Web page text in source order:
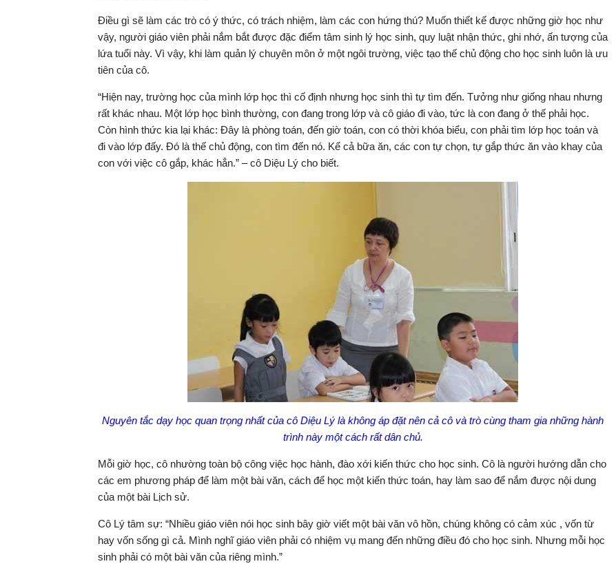
Điều gì sẽ làm các trò có ý thức, có trách nhiệm, làm các con hứng thú? Muốn thiết kế được những giờ học như
vậy, người giáo viên phải nắm bắt được đặc điểm tâm sinh lý học sinh, quy luật nhận thức, ghi nhớ, ấn tượng của
lứa tuổi này. Vì vậy, khi làm quản lý chuyên môn ở một ngôi trường, việc tạo thế chủ động cho học sinh luôn là ưu
tiên của cô.
“Hiện nay, trường học của mình lớp học thì cố định nhưng học sinh thì tự tìm đến. Tưởng như giống nhau nhưng
rất khác nhau. Một lớp học bình thường, con đang trong lớp và cô giáo đi vào, tức là con đang ở thế phải học.
Còn hình thức kia lại khác: Đây là phòng toán, đến giờ toán, con có thời khóa biểu, con phải tìm lớp học toán và
đi vào lớp đấy. Đó là thế chủ động, con tìm đến nó. Kể cả bữa ăn, các con tự chọn, tự gắp thức ăn vào khay của
con với việc cô gắp, khác hẳn.” – cô Diệu Lý cho biết.
Nguyên tắc dạy học quan trọng nhất của cô Diệu Lý là không áp đặt nên cả cô và trò cùng tham gia những hành
trình này một cách rất dân chủ.
Mỗi giờ học, cô nhường toàn bộ công việc học hành, đào xới kiến thức cho học sinh. Cô là người hướng dẫn cho
các em phương pháp để làm một bài văn, cách để học một kiến thức toán, hay làm sao để nắm được nội dung
của một bài Lịch sử.
Cô Lý tâm sự: “Nhiều giáo viên nói học sinh bây giờ viết một bài văn vô hồn, chúng không có cảm xúc , vốn từ
hay vốn sống gì cả. Mình nghĩ giáo viên phải có nhiệm vụ mang đến những điều đó cho học sinh. Nhưng mỗi học
sinh phải có một bài văn của riêng mình.”